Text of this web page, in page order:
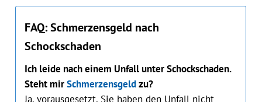
FAQ: Schmerzensgeld nach
Schockschaden
Ich leide nach einem Unfall unter Schockschaden.
Steht mirSchmerzensgeldzu?
Ja, vorausgesetzt, Sie haben den Unfall nicht